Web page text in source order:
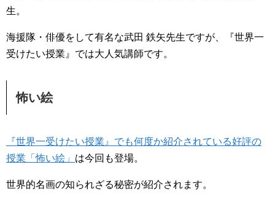
生。
海援隊・俳優をして有名な武田 鉄矢先生ですが、『世界一
受けたい授業』では大人気講師です。
怖い絵
『世界一受けたい授業』でも何度か紹介されている好評の
授業「怖い絵」 は今回も登場。
世界的名画の知られざる秘密が紹介されます。